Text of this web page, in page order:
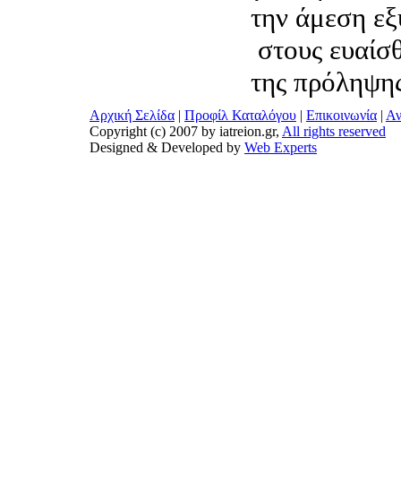
την άμεση
στους
της
Αρχική Σελίδα | Προφίλ Καταλόγου | Επικοινωνία |
Copyright (c) 2007 by iatreion.gr, All rights reserved
Designed & Developed by Web Experts